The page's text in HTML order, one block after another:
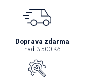
Doprava zdarma
nad 3 500 Kč